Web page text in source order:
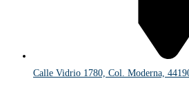
Calle Vidrio 1780, Col. Moderna,